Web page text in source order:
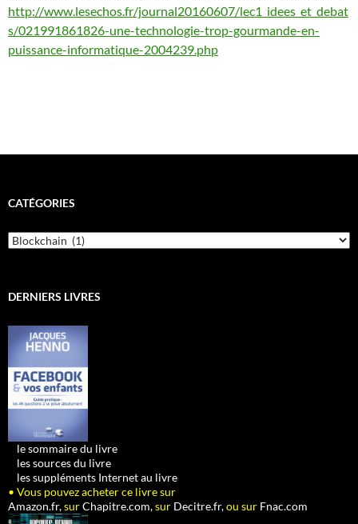
http://www.lesechos.fr/journal20160607/lec1_idees_et_debat
s/021991861826-une-technologie-trop-gourmande-en-
puissance-informatique-2004239.php
CATÉGORIES
Catégories
DERNIERS LIVRES
le sommaire du livre
les sources du livre
les suppléments Internet au livre
• Vous pouvez acheter ce livre sur
Amazon.fr,surChapitre.com,sur Decitre.fr,ou sur Fnac.com